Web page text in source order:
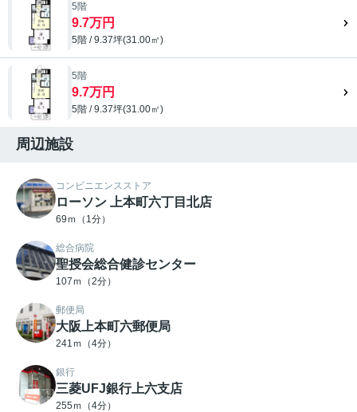
5階
9.7万円
5階 / 9.37坪(31.00㎡)
5階
9.7万円
5階 / 9.37坪(31.00㎡)
周辺施設
コンビニエンスストア
ローソン 上本町六丁目北店
69ｍ（1分）
総合病院
聖授会総合健診センター
107ｍ（2分）
郵便局
大阪上本町六郵便局
241ｍ（4分）
銀行
三菱UFJ銀行上六支店
255ｍ（4分）